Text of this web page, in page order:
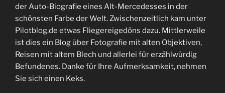
der Auto-Biografie eines Alt-Mercedesses in der
schönsten Farbe der Welt. Zwischenzeitlich kam unter
Pilotblog.de etwas Fliegereigedöns dazu. Mittlerweile
ist dies ein Blog über Fotografie mit alten Objektiven,
Reisen mit altem Blech und allerlei für erzählwürdig
Befundenes. Danke für Ihre Aufmerksamkeit, nehmen
Sie sich einen Keks.